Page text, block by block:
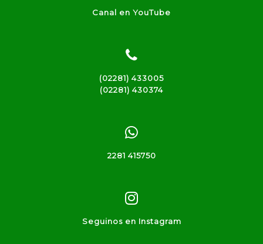
Canal en YouTube
(02281) 433005
(02281) 430374
2281 415750
Seguinos en Instagram